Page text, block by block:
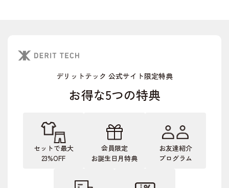
デリットテック 公式サイト限定特典
お得な5つの特典
セットで最大
23%OFF
会員限定
お誕生日月特典
お友達紹介
プログラム